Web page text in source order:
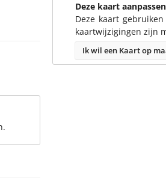
Deze kaart aanpassen
Deze kaart
kaartwijzigingen zijn
Ik wil een Kaart op